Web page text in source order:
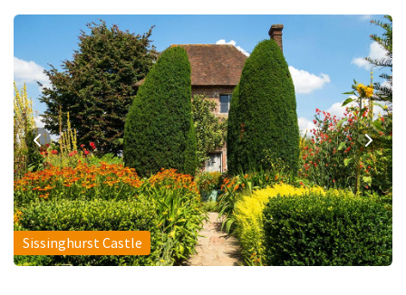
Sissinghurst Castle